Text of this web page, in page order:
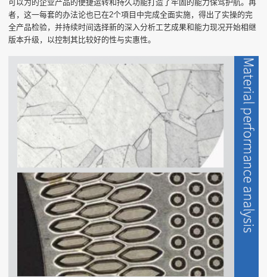
可以为的企业产品的便捷运转和持久功能打造了牢固的能力保驾护航。再
者，这一每套的办法论也已在2个項目中完成全面实施，得出了实操的完
全产品检验，并持续时间选择新的深入分析工艺成果和能力现况开始相继
版本升级，以控制其比较好的性与实惠性。